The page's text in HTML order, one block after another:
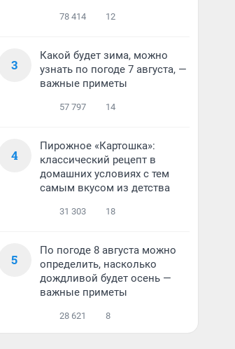
78 414 12
3
Какой будет зима, можно
узнать по погоде 7 августа, —
важные приметы
57 797 14
4
Пирожное «Картошка»:
классический рецепт в
домашних условиях с тем
самым вкусом из детства
31 303 18
5
По погоде 8 августа можно
определить, насколько
дождливой будет осень —
важные приметы
28 621 8